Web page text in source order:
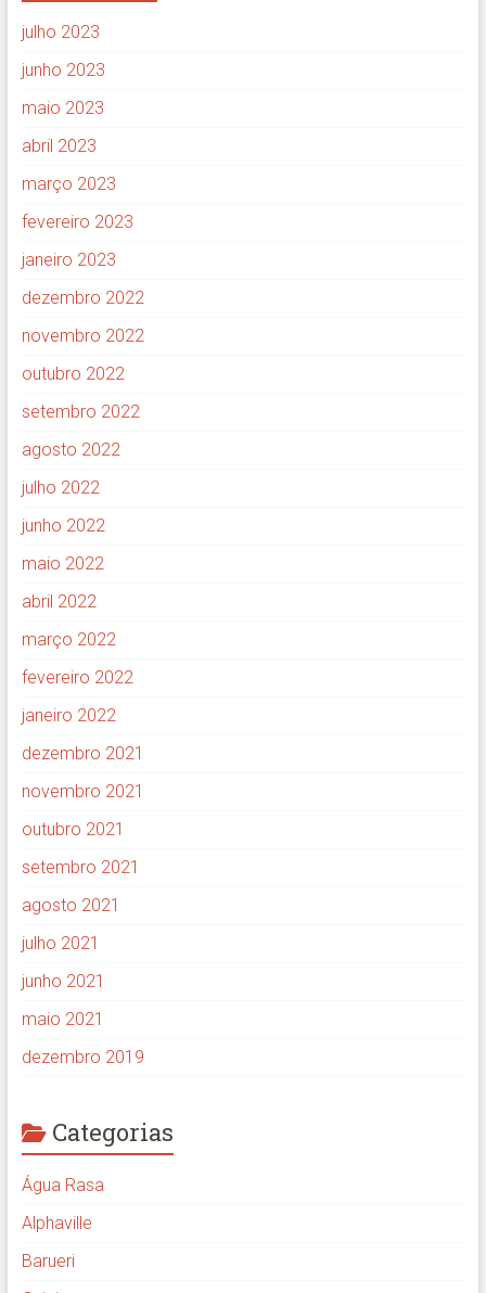
julho 2023
junho 2023
maio 2023
abril 2023
março 2023
fevereiro 2023
janeiro 2023
dezembro 2022
novembro 2022
outubro 2022
setembro 2022
agosto 2022
julho 2022
junho 2022
maio 2022
abril 2022
março 2022
fevereiro 2022
janeiro 2022
dezembro 2021
novembro 2021
outubro 2021
setembro 2021
agosto 2021
julho 2021
junho 2021
maio 2021
dezembro 2019
Categorias
Água Rasa
Alphaville
Barueri